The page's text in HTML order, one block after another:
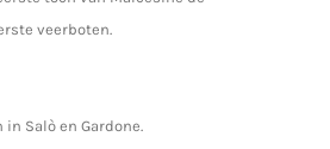
veerboten.
Salò en Gardone.